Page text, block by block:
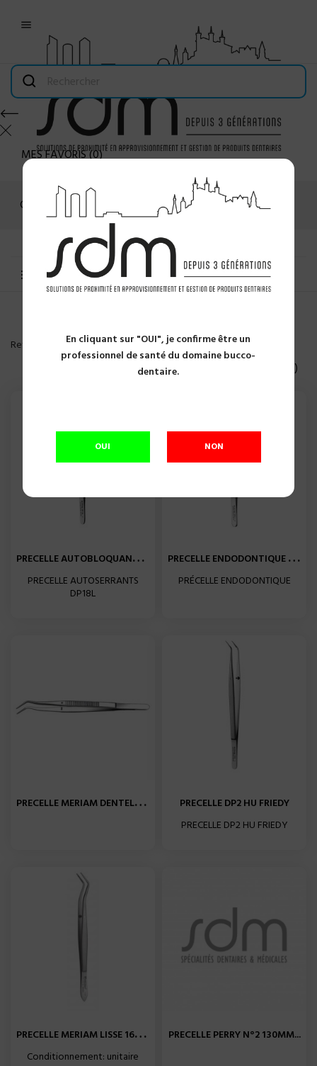
En cliquant sur "OUI", je confirme être un
professionnel de santé du domaine bucco-
dentaire.
OUI NON

MES FAVORIS(0)
Connexion
MENU
Reference, A to Z PLUS DE FILTRE
Affichage 1-20 of 39 article(s)
P
RECELLE AUTOBLOQUANTE...
PRECELLE AUTOSERRANTS
DP18L
P
RECELLE ENDODONTIQUE EPL1...
PRÉCELLE ENDODONTIQUE
P
RECELLE MERIAM DENTELEE...
PRECELLE DP2 HU FRIEDY
PRECELLE DP2 HU FRIEDY
P
RECELLE MERIAM LISSE 160MM...
Conditionnement: unitaire
PRECELLE PERRY N°2 130MM...